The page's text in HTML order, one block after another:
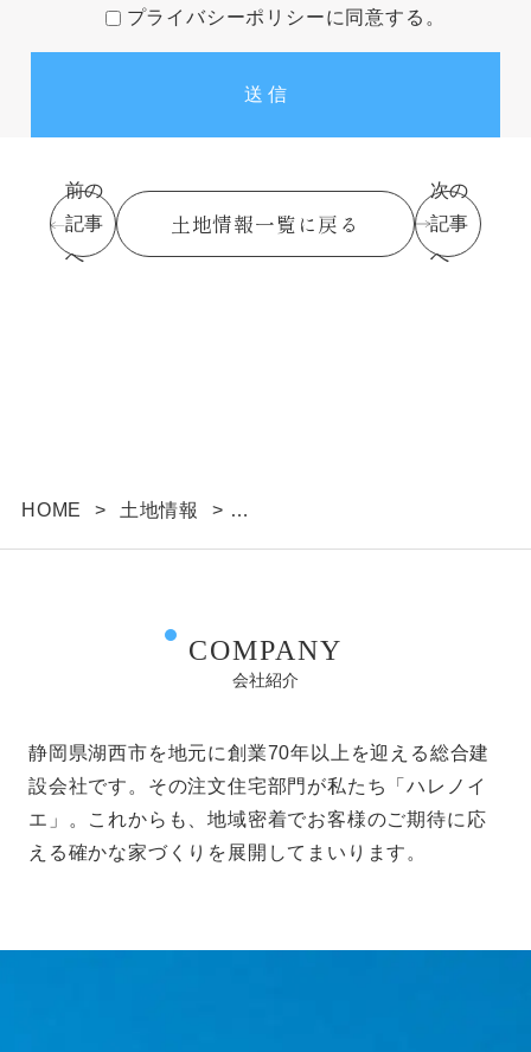
別できる情報をいいます。
本サイトを通じて個人情報を収集する際は、利用者
し、明示いたします。
個人情報の収集は特定された利用目的を達成するた
めに必要な範囲内で行います。
含む業務を外部委託する場合は、契約書等により当
社と同等の個人情報の適正な管理を求めます。
理者が厳重に管理し、漏えい、不正流用、改ざん等
の防止に適切な対策を講じます。
社の利用目的達成のために必要な範囲内に限りま
す。
利用目的に関し保存の必要のなくなった個人情報に
ついては、確実に、かつ、速やかに消去します。
め、また、当社ウェブサイトで発生した問題を解決
プライバシーポリシーに同意する。
前の
記事
へ
土地情報一覧に戻る
次の
記事
へ
HOME > 土地情報
>
COMPANY
会社紹介
静岡県湖西市を地元に創業70年以上を迎える総合建
設会社です。その注文住宅部門が私たち「ハレノイ
エ」。これからも、地域密着でお客様のご期待に応
える確かな家づくりを展開してまいります。